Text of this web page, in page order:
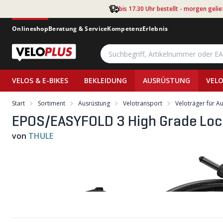
bis 17.30 Uhr bestellt - morgen
OnlineshopBeratung & ServiceKompetenzErlebnis
VELOS & E-BIKES BEKLEIDUNG AUSRÜSTUNG
Start Sortiment Ausrüstung Velotransport Veloträger für
EPOS/EASYFOLD 3 High Grade
von THULE